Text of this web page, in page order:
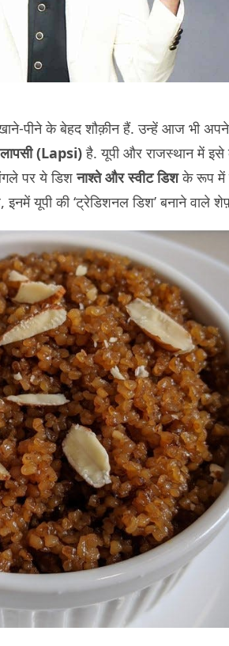
पीने के बेहद शौक़ीन हैं. उन्हें आज भी
लापसी (Lapsi)है. यूपी और राजस्थान में इसे
पर ये डिशनाश्ते और स्वीट डिशके रूप में
यूपी की ‘ट्रेडिशनल डिश’ बनाने वाले